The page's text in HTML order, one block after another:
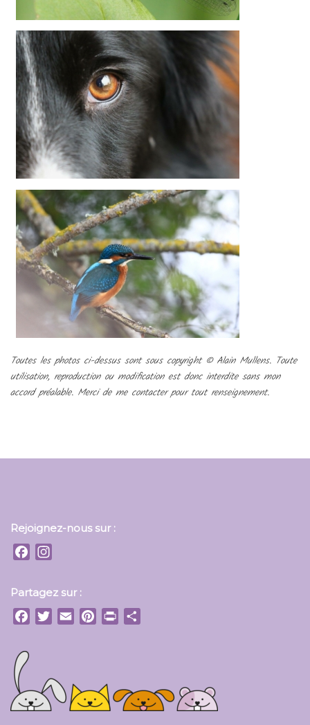
Toutes les photos ci-dessus sont sous copyright © Alain Mullens. Toute
utilisation, reproduction ou modification est donc interdite sans mon
accord préalable. Merci de me contacter pour tout renseignement.
Rejoignez-nous sur :
Facebook
Partagez sur :
FacebookTwitterEmail Pinterest
Print